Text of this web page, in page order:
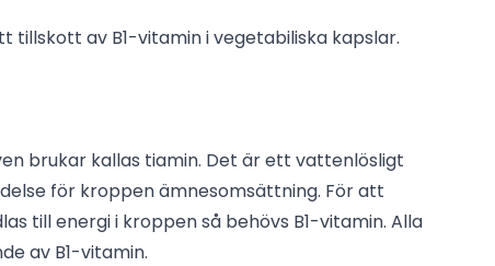
tillskott av B1-vitamin i vegetabiliska kapslar.
brukar kallas tiamin. Det är ett vattenlösligt
för kroppen ämnesomsättning. För att
till energi i kroppen så behövs B1-vitamin. Alla
av B1-vitamin.